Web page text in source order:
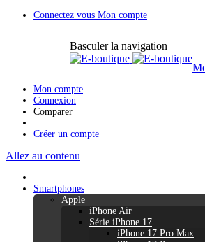
Connectez vous Mon compte
Basculer la navigation
Mon compte
Connexion
Comparer
Créer un compte
Allez au contenu
Smartphones
Apple
iPhone Air
Série iPhone 17
iPhone 17 Pro Max